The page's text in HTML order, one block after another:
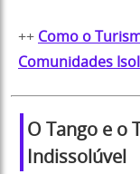
++ Como o
Comunidades
O Tango e o
Indissolúvel